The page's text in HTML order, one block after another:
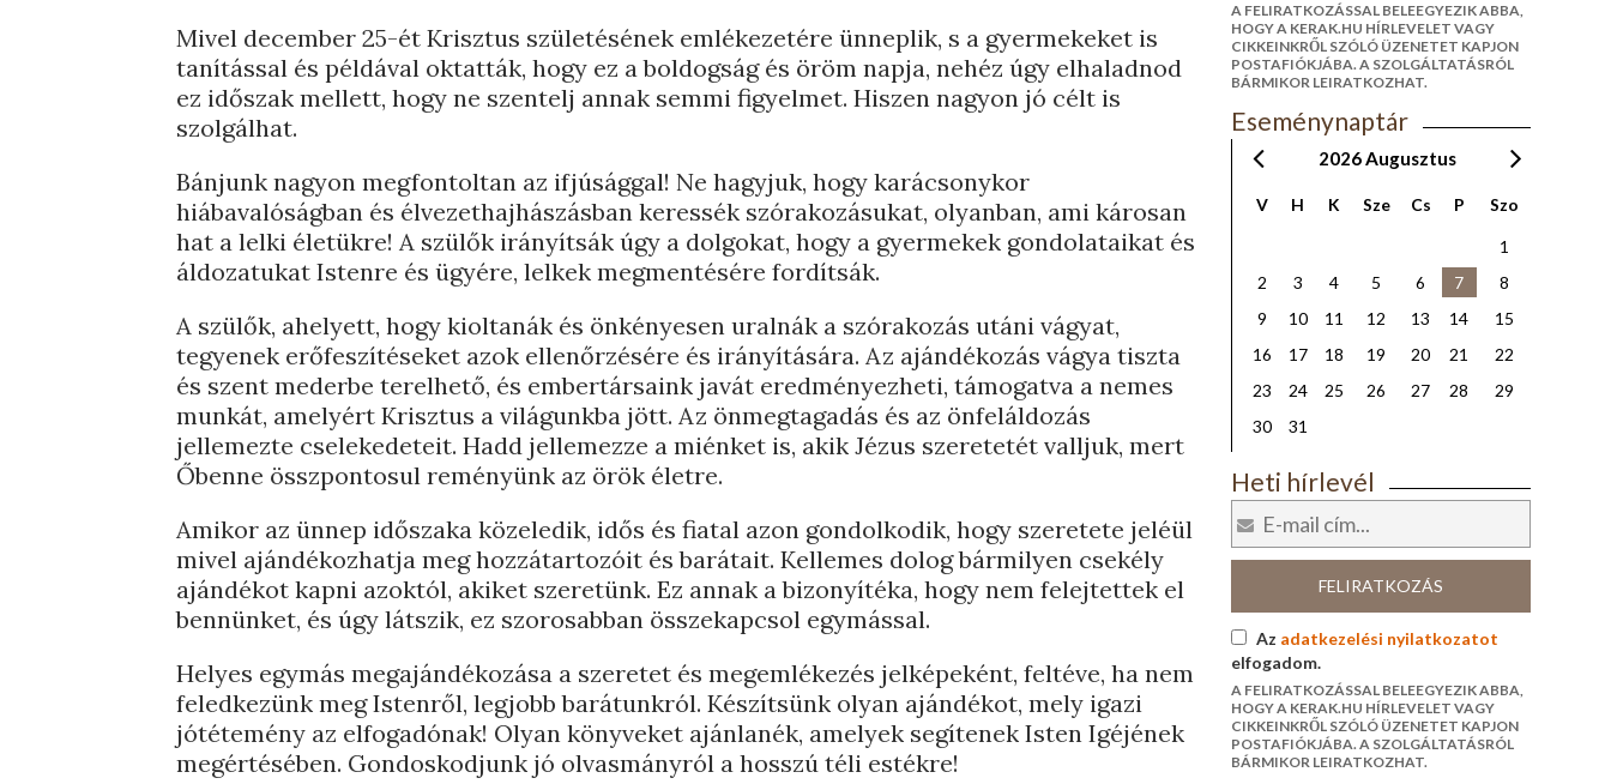
Mivel december 25-ét Krisztus születésének emlékezetére ünneplik, s a gyermekeket is
tanítással és példával oktatták, hogy ez a boldogság és öröm napja, nehéz úgy elhaladnod
ez időszak mellett, hogy ne szentelj annak semmi figyelmet. Hiszen nagyon jó célt is
szolgálhat.
Bánjunk nagyon megfontoltan az ifjúsággal! Ne hagyjuk, hogy karácsonykor
hiábavalóságban és élvezethajhászásban keressék szórakozásukat, olyanban, ami károsan
hat a lelki életükre! A szülők irányítsák úgy a dolgokat, hogy a gyermekek gondolataikat és
áldozatukat Istenre és ügyére, lelkek megmentésére fordítsák.
A szülők, ahelyett, hogy kioltanák és önkényesen uralnák a szórakozás utáni vágyat,
tegyenek erőfeszítéseket azok ellenőrzésére és irányítására. Az ajándékozás vágya tiszta
és szent mederbe terelhető, és embertársaink javát eredményezheti, támogatva a nemes
munkát, amelyért Krisztus a világunkba jött. Az önmegtagadás és az önfeláldozás
jellemezte cselekedeteit. Hadd jellemezze a miénket is, akik Jézus szeretetét valljuk, mert
Őbenne összpontosul reményünk az örök életre.
Amikor az ünnep időszaka közeledik, idős és fiatal azon gondolkodik, hogy szeretete jeléül
mivel ajándékozhatja meg hozzátartozóit és barátait. Kellemes dolog bármilyen csekély
ajándékot kapni azoktól, akiket szeretünk. Ez annak a bizonyítéka, hogy nem felejtettek el
bennünket, és úgy látszik, ez szorosabban összekapcsol egymással.
Helyes egymás megajándékozása a szeretet és megemlékezés jelképeként, feltéve, ha nem
feledkezünk meg Istenről, legjobb barátunkról. Készítsünk olyan ajándékot, mely igazi
jótétemény az elfogadónak! Olyan könyveket ajánlanék, amelyek segítenek Isten Igéjének
megértésében. Gondoskodjunk jó olvasmányról a hosszú téli estékre!
A FELIRATKOZÁSSAL BELEEGYEZIK ABBA,
HOGY A KERAK.HU HÍRLEVELET VAGY
CIKKEINKRŐL SZÓLÓ ÜZENETET KAPJON
POSTAFIÓKJÁBA. A SZOLGÁLTATÁSRÓL
BÁRMIKOR LEIRATKOZHAT.
Eseménynaptár
2026Augusztus
V H K Sze Cs P Szo
1
2
3 4 5 6 7
8
9
10 11 12 13 14
15
16
17 18 19 20 21
22
23
24 25 26 27 28
29
30
31
Heti hírlevél
FELIRATKOZÁS
Az adatkezelési nyilatkozatot
elfogadom.
A FELIRATKOZÁSSAL BELEEGYEZIK ABBA,
HOGY A KERAK.HU HÍRLEVELET VAGY
CIKKEINKRŐL SZÓLÓ ÜZENETET KAPJON
POSTAFIÓKJÁBA. A SZOLGÁLTATÁSRÓL
BÁRMIKOR LEIRATKOZHAT.